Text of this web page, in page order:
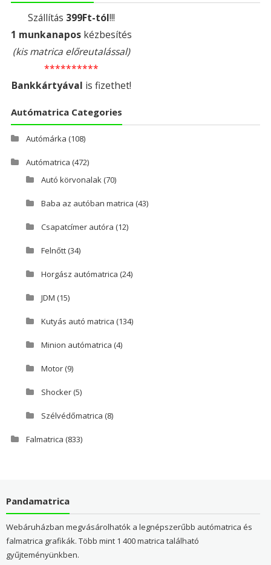
Szállítás 399Ft-tól!!!
1 munkanaposkézbesítés
(kis matrica előreutalással)
**********
Bankkártyával is fizethet!
Autómatrica Categories
Autómárka (108)
Autómatrica (472)
Autó körvonalak(70)
Baba az autóban matrica (43)
Csapatcímer autóra (12)
Felnőtt(34)
Horgász autómatrica (24)
JDM (15)
Kutyás autó matrica (134)
Minion autómatrica (4)
Motor(9)
Shocker(5)
Szélvédőmatrica (8)
Falmatrica (833)
Pandamatrica
Webáruházban megvásárolhatók a legnépszerűbb autómatrica és
falmatrica grafikák. Több mint 1 400 matrica található
gyűjteményünkben.